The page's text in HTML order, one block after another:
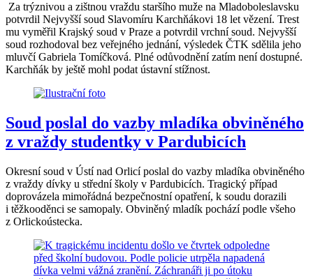
Za trýznivou a zištnou vraždu staršího muže na Mladoboleslavsku
potvrdil Nejvyšší soud Slavomíru Karchňákovi 18 let vězení. Trest
mu vyměřil Krajský soud v Praze a potvrdil vrchní soud. Nejvyšší
soud rozhodoval bez veřejného jednání, výsledek ČTK sdělila jeho
mluvčí Gabriela Tomíčková. Plné odůvodnění zatím není dostupné.
Karchňák by ještě mohl podat ústavní stížnost.
Soud poslal do vazby mladíka obviněného
z vraždy studentky v Pardubicích
Okresní soud v Ústí nad Orlicí poslal do vazby mladíka obviněného
z vraždy dívky u střední školy v Pardubicích. Tragický případ
doprovázela mimořádná bezpečnostní opatření, k soudu dorazili
i těžkooděnci se samopaly. Obviněný mladík pochází podle všeho
z Orlickoústecka.